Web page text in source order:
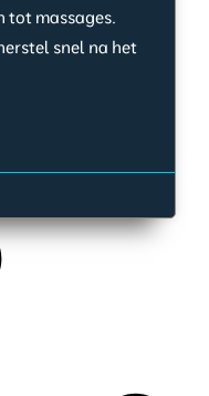
tot massages.
snel na het